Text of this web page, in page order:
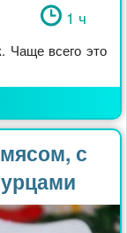
1 ч
Чаще всего это
с